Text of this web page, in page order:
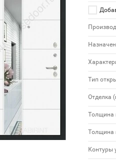
Тип
Отделка
Толщина
Толщина
Контуры